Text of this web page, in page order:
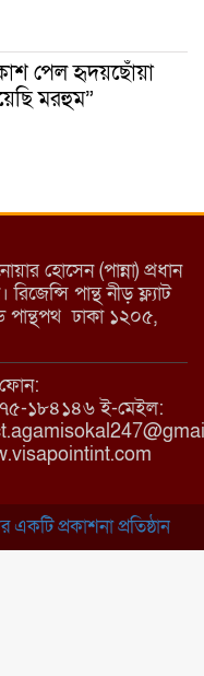
পেল হৃদয়ছোঁয়া
মরহুম”
ক্লিনিকে
কিশোরীর
হোসেন (পান্না) প্রধান
পান্থ নীড় ফ্ল্যাট
ঢাকা ১২০৫,
ফোন:
১৮৪১৪৬ ই-মেইল:
একটি প্রকাশনা প্রতিষ্ঠান